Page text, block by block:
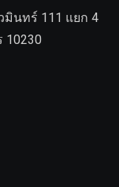
มินทร์ 111 แยก 4
10230